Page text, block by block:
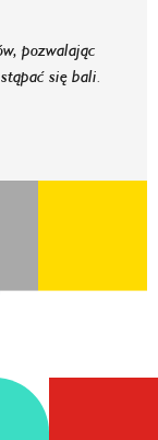
pozwalając
się bali.